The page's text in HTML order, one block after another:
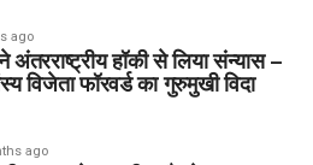
ago
हॉकी से लिया संन्यास –
विजेता फॉरवर्ड का गुरुमुखी विदा
ago